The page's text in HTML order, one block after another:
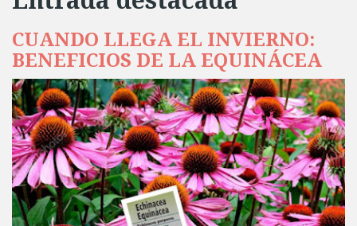
CUANDO LLEGA EL INVIERNO:
BENEFICIOS DE LA EQUINÁCEA